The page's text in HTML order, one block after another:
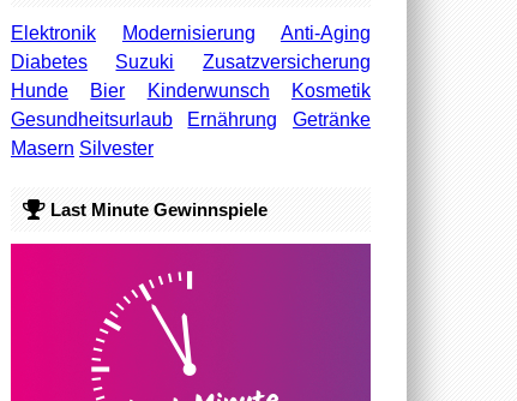
Elektronik Modernisierung
Anti-Aging
Diabetes
Suzuki
Zusatzversicherung
Hunde
Bier Kinderwunsch
Kosmetik
Gesundheitsurlaub
Ernährung
Getränke
Masern Silvester
Last Minute Gewinnspiele